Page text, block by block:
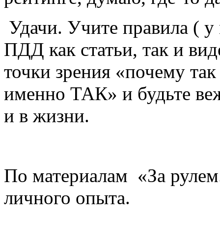
Удачи. Учите правила (
ПДД как статьи, так и
точки зрения «почему
именно ТАК» и будьте
и в жизни.
По материалам «За
личного опыта.